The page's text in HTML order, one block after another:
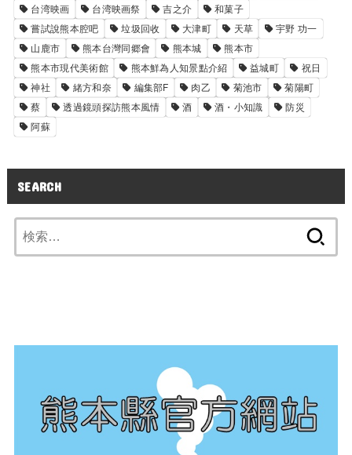
台湾映画
台湾映画祭 吉之介
和菓子
嘗試說熊本腔吧
垃圾回收 大津町 天草
宇野 功一
山鹿市
熊本台灣同郷會 熊本城
熊本市
熊本市現代美術館
熊本鮮為人知景點介紹 益城町
祝日
神社
緒方和奈 編集部F 肉乙 菊池市
菊陽町
蔡
透過鏡頭探訪熊本風情 酒 酒・小知識
防災
阿蘇
SEARCH
索: